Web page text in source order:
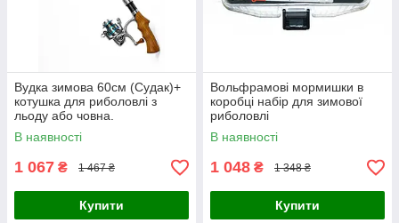
Вудка зимова 60см (Судак)+
котушка для риболовлі з
льоду або човна.
В наявності
1 067 ₴ 1 467 ₴
Купити
Вольфрамові мормишки в
коробці набір для зимової
риболовлі
В наявності
1 048 ₴ 1 348 ₴
Купити